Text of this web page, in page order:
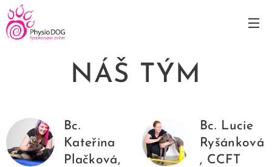
NÁŠ TÝM
Bc.
Kateřina
Plačková,
Bc. Lucie
Ryšánková
, CCFT